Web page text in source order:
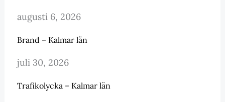
augusti 6, 2026
Brand – Kalmar län
juli 30, 2026
Trafikolycka – Kalmar län